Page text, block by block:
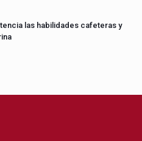
las habilidades cafeteras y